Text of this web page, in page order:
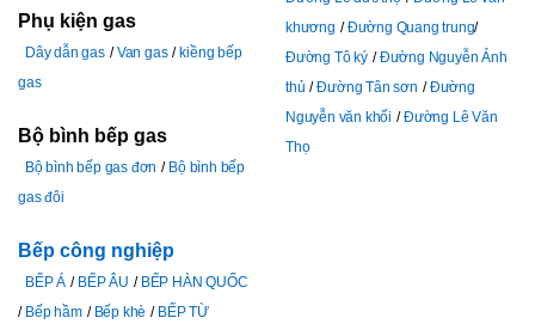
Phụ kiện gas
Dây dẫn gas Van gas
kiềng bếp
gas
Bộ bình bếp gas
Bộ bình bếp gas đơn
Bộ bình bếp
gas đôi
Bếp công nghiệp
BẾP Á BẾP ÂU
BẾP HÀN QUỐC
Bếp hầm
Bếp khè
BẾP TỪ
khương
Đường Quang trung
Đường Tô ký
Đường Nguyễn Ảnh
thủ
Đường Tân sơn
Đường
Nguyễn văn khối
Đường Lê Văn
Thọ